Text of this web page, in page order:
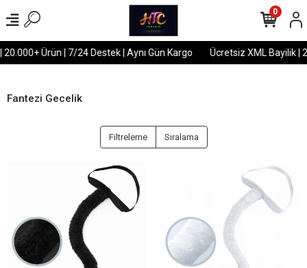
Ürün | 7/24 Destek | Aynı Gün Kargo Ücretsiz XML Bayilik |
0
Fantezi Gecelik
Filtreleme Sıralama